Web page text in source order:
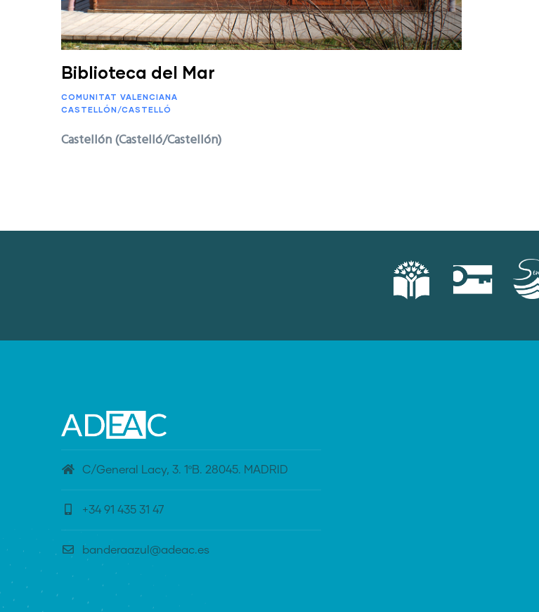
Biblioteca del Mar
COMUNITAT VALENCIANA
CASTELLÓN/CASTELLÓ
Castellón (Castelló/Castellón)
C/General Lacy, 3. 1ºB. 28045. MADRID
+34 91 435 31 47
banderaazul@adeac.es